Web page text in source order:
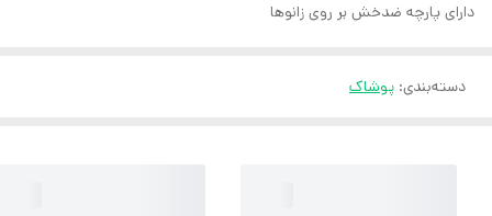
دارای پارچه ضدخش بر روی زانوها
دسته‌بندی: پوشاک